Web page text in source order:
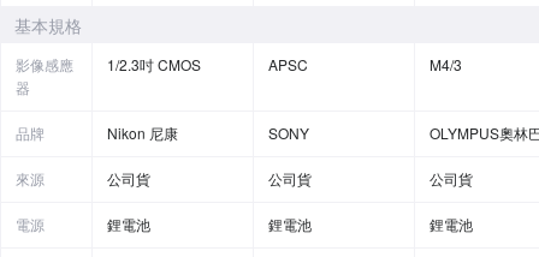
基本規格
影像感應
器
1/2.3吋 CMOS APSC M4/3
品牌 Nikon 尼康 SONY OLYMPUS奧林
來源 公司貨 公司貨 公司貨
電源 鋰電池 鋰電池 鋰電池